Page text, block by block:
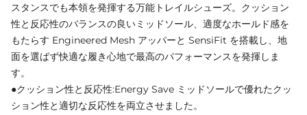
スタンスでも本領を発揮する万能トレイルシューズ。クッション
性と反応性のバランスの良いミッドソール、適度なホールド感を
もたらす Engineered Mesh アッパーと SensiFit を搭載し、地
面を選ばず快適な履き心地で最高のパフォーマンスを発揮しま
す。
●クッション性と反応性:Energy Save ミッドソールで優れたクッ
ション性と適切な反応性を両立させました。